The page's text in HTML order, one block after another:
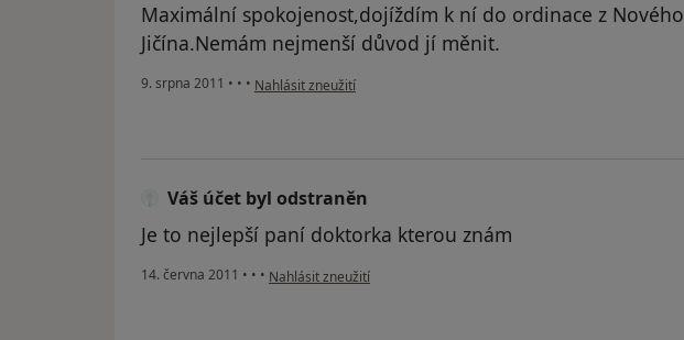
Maximální spokojenost,dojíždím k ní do ordinace z Nového
Jičína.Nemám nejmenší důvod jí měnit.
9. srpna 2011 • • • podle názoru uživatele Pacient
Nahlásit zneužití
Váš účet byl odstraněn
Je to nejlepší paní doktorka kterou znám
14. června 2011 • • • podle názoru uživatele Váš účet byl odstraněn
Nahlásit zneužití